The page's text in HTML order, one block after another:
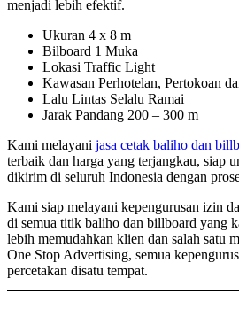
menjadi lebih efektif.
Ukuran 4 x 8 m
Bilboard 1 Muka
Lokasi Traffic Light
Kawasan Perhotelan, Pertokoan
Lalu Lintas Selalu Ramai
Jarak Pandang 200 – 300 m
Kami melayani jasa cetak baliho dan
terbaik dan harga yang terjangkau, siap
dikirim di seluruh Indonesia dengan
Kami siap melayani kepengurusan izin
di semua titik baliho dan billboard yang
lebih memudahkan klien dan salah satu
One Stop Advertising, semua
percetakan disatu tempat.